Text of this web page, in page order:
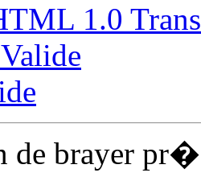
1.0
de brayer